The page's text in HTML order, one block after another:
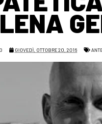
GIOVEDÌ, OTTOBRE 20, 2016